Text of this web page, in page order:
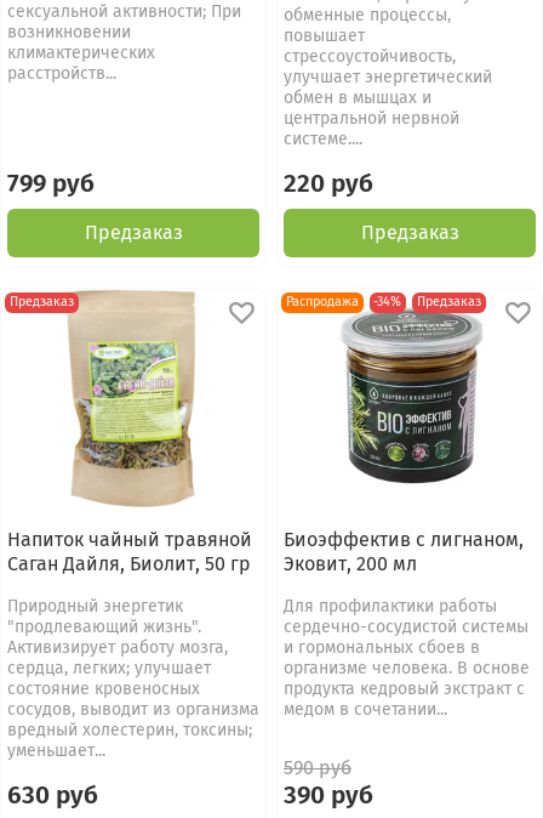
сексуальной активности; При
возникновении
климактерических
расстройств...
799 руб
Предзаказ
обменные процессы,
повышает
стрессоустойчивость,
улучшает энергетический
обмен в мышцах и
центральной нервной
системе....
220 руб
Предзаказ
Предзаказ
Напиток чайный травяной
Саган Дайля, Биолит, 50 гр
Природный энергетик
"продлевающий жизнь".
Активизирует работу мозга,
сердца, легких; улучшает
состояние кровеносных
сосудов, выводит из организма
вредный холестерин, токсины;
уменьшает...
630 руб
Распродажа -34% Предзаказ
Биоэффектив с лигнаном,
Эковит, 200 мл
Для профилактики работы
сердечно-сосудистой системы
и гормональных сбоев в
организме человека. В основе
продукта кедровый экстракт с
медом в сочетании...
590 руб
390 руб